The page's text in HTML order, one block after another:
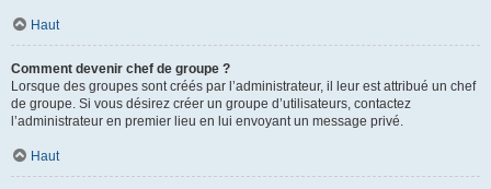
Haut
Comment devenir chef de groupe ?
Lorsque des groupes sont créés par l’administrateur, il leur est attribué un chef
de groupe. Si vous désirez créer un groupe d’utilisateurs, contactez
l’administrateur en premier lieu en lui envoyant un message privé.
Haut